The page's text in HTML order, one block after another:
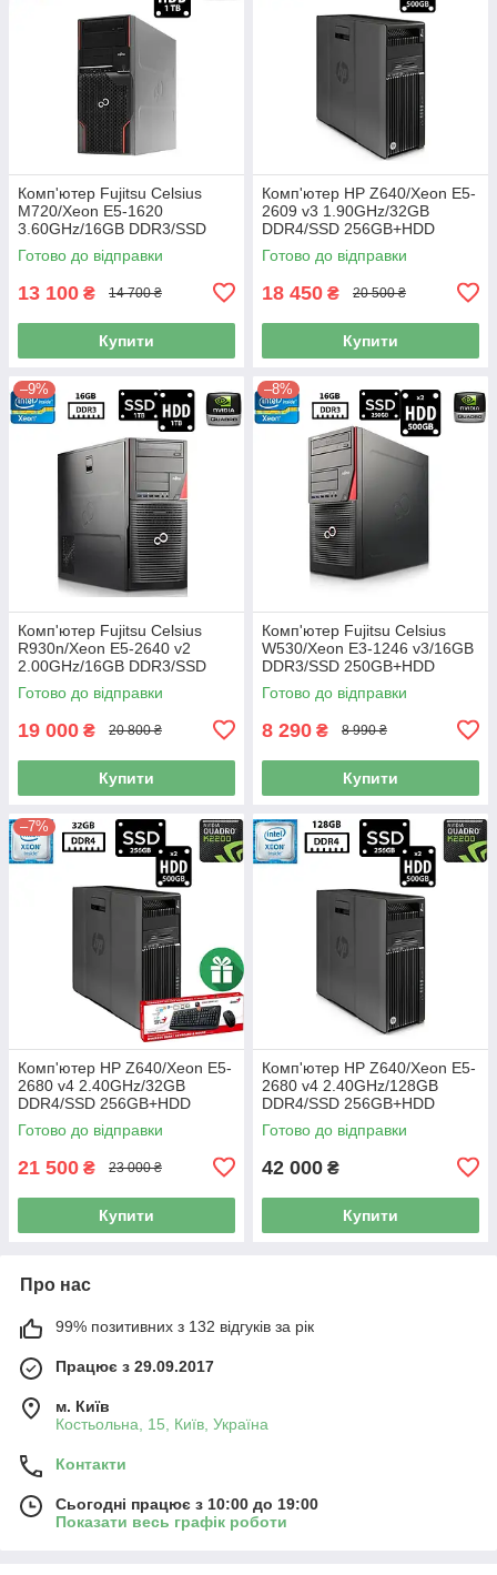
Комп'ютер Fujitsu Celsius
M720/Xeon E5-1620
3.60GHz/16GB DDR3/SSD
256GB+HDD 1TB/NVIDIA
Quadro K2000 2GB/500W Б/В
Готово до відправки
13 100 ₴ 14 700 ₴
Купити
Комп'ютер HP Z640/Xeon E5-
2609 v3 1.90GHz/32GB
DDR4/SSD 256GB+HDD
1TB/NVIDIA Quadro K2200
4GB/925W Б/В
Готово до відправки
18 450 ₴ 20 500 ₴
Купити
–9%
Комп'ютер Fujitsu Celsius
R930n/Xeon E5-2640 v2
2.00GHz/16GB DDR3/SSD
1TB+HDD 1TB/NVIDIA Quadro
K4000 3GB/ATX/800W Б/В
Готово до відправки
19 000 ₴ 20 800 ₴
Купити
–8%
Комп'ютер Fujitsu Celsius
W530/Xeon E3-1246 v3/16GB
DDR3/SSD 250GB+HDD
1TB/NVIDIA Quadro 600
1GB/300W/ATX Б/В
Готово до відправки
8 290 ₴ 8 990 ₴
Купити
–7%
Комп'ютер HP Z640/Xeon E5-
2680 v4 2.40GHz/32GB
DDR4/SSD 256GB+HDD
1TB/NVIDIA Quadro K2200
4GB/925W Б/В + Подарунок
Готово до відправки
21 500 ₴ 23 000 ₴
Купити
Комп'ютер HP Z640/Xeon E5-
2680 v4 2.40GHz/128GB
DDR4/SSD 256GB+HDD
1TB/NVIDIA Quadro K2200
4GB/925W Б/В
Готово до відправки
42 000 ₴
Купити
Про нас
99% позитивних з 132 відгуків за рік
Працює з 29.09.2017
м. Київ
Костьольна, 15, Київ, Україна
Контакти
Сьогодні працює з 10:00 до 19:00
Показати весь графік роботи